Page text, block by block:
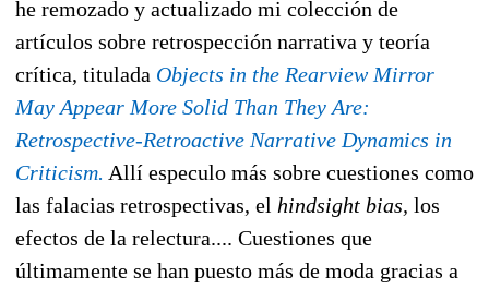
he remozado y actualizado mi colección de
artículos sobre retrospección narrativa y teoría
crítica, titulada Objects in the Rearview Mirror
May Appear More Solid Than They Are:
Retrospective-Retroactive Narrative Dynamics in
Criticism. Allí especulo más sobre cuestiones como
las falacias retrospectivas, el hindsight bias, los
efectos de la relectura.... Cuestiones que
últimamente se han puesto más de moda gracias a